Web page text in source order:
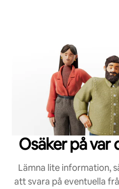
Osäker på var
Lämna lite information,
att svara på eventuella